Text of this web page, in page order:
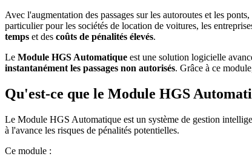
Avec l'augmentation des passages sur les autoroutes et les
particulier pour les sociétés de location de voitures, les
temps et des coûts de pénalités élevés.
Le Module HGS Automatique est une solution logicielle
instantanément les passages non autorisés. Grâce à ce
Qu'est-ce que le Module HGS
Le Module HGS Automatique est un système de gestion
à l'avance les risques de pénalités potentielles.
Ce module :